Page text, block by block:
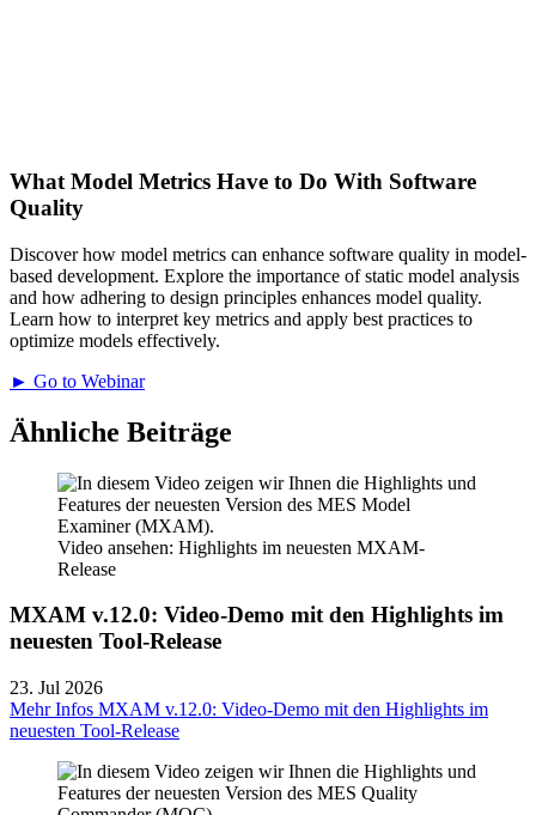
What Model Metrics Have to Do With Software
Quality
Discover how model metrics can enhance software quality in model-
based development. Explore the importance of static model analysis
and how adhering to design principles enhances model quality.
Learn how to interpret key metrics and apply best practices to
optimize models effectively.
► Go to Webinar
Ähnliche Beiträge
Video ansehen: Highlights im neuesten MXAM-
Release
MXAM v.12.0: Video-Demo mit den Highlights im
neuesten Tool-Release
23. Jul 2026
Mehr Infos MXAM v.12.0: Video-Demo mit den Highlights im
neuesten Tool-Release